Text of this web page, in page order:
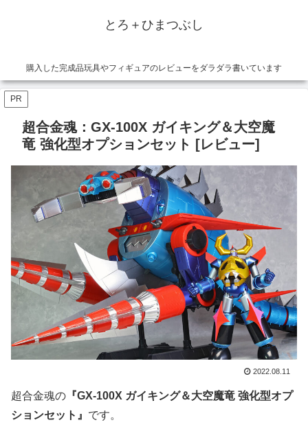
とろ＋ひまつぶし
購入した完成品玩具やフィギュアのレビューをダラダラ書いています
PR
超合金魂：GX-100X ガイキング＆大空魔
竜 強化型オプションセット [レビュー]
2022.08.11
超合金魂の 『GX-100X ガイキング＆大空魔竜 強化型オプ
ションセット』 です。